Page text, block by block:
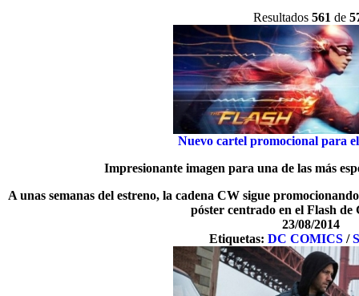
Resultados 561 de
Nuevo cartel promocional para
Impresionante imagen para una de las más
A unas semanas del estreno, la cadena CW sigue
póster centrado en el Flash
23/08/2014
Etiquetas: DC COMICS /